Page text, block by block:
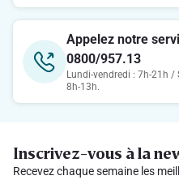
Appelez notre
0800/957.13
Lundi-vendredi : 7h-21h
8h-13h.
Inscrivez-vous à la
Recevez chaque semaine les